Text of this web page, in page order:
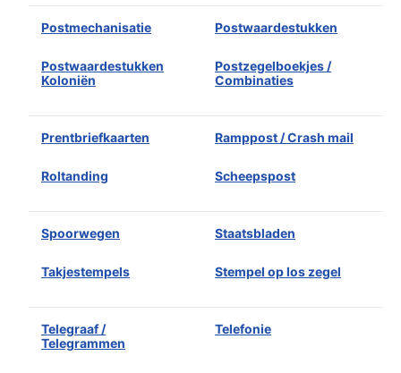
Postmechanisatie Postwaardestukken
Postwaardestukken
Koloniën
Postzegelboekjes /
Combinaties
Prentbriefkaarten Ramppost / Crash mail
Roltanding Scheepspost
Spoorwegen Staatsbladen
Takjestempels Stempel op los zegel
Telegraaf /
Telegrammen
Telefonie